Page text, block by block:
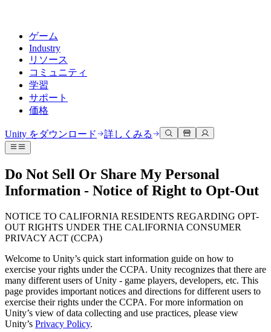
ゲーム
Industry
リソース
コミュニティ
学習
サポート
価格
Unityエンジン
任意のプラットフォーム向けに2Dおよび3Dゲームを構築
共同作業
Unity をダウンロード
デプロイ
マルチプラットフォーム
Unity がサポートする 25 以上のプラットフォームを見る
LiveOps
3Dコラボレーション
リアルタイムで3Dプロジェクトを構築およびレビューする
没入型トレーニング
顧客体験
インタラクティブな3D体験を作成する
業界
製造業
運用の卓越性を達成する
小売
ドキュメント
公式ユーザーマニュアルとAPIリファレンス
リリースバージョンと問題追跡
ロードマップ
今後の機能をレビューする
用語集
技術用語のライブラリ
インサイト
ディスカッション
議論、問題解決、つながる
グローバルおよびローカルイベント
コミュニティストーリー
Made with Unity
Unityクリエイターの紹介
ライブストリーム
開発者、クリエイター、インサイダーに参加する
Unity Learn
プロフェッショナルトレーニング
Unity初心者向け
スタートガイド
学習を開始しましょう
Unityエッセンシャルパスウェイ
Unity は初めてですか？旅を始めましょう
ハウツーガイド
ヘルプを得る
Unityで成功するためのサポート
Success Plan
FAQ
よくある質問への回答
お問い合わせ
私たちのチームに連絡する
Unity をダウンロード 詳しくみる
Do Not Sell Or Share My Personal
Information - Notice of Right to Opt-Out
NOTICE TO CALIFORNIA RESIDENTS REGARDING OPT-
OUT RIGHTS UNDER THE CALIFORNIA CONSUMER
PRIVACY ACT (CCPA)
Welcome to Unity’s quick start information guide on how to
exercise your rights under the CCPA. Unity recognizes that there are
many different users of Unity - game players, developers, etc. This
page provides important notices and directions for different users to
exercise their rights under the CCPA. For more information on
Unity’s view of data collecting and use practices, please view
Unity’s Privacy Policy.